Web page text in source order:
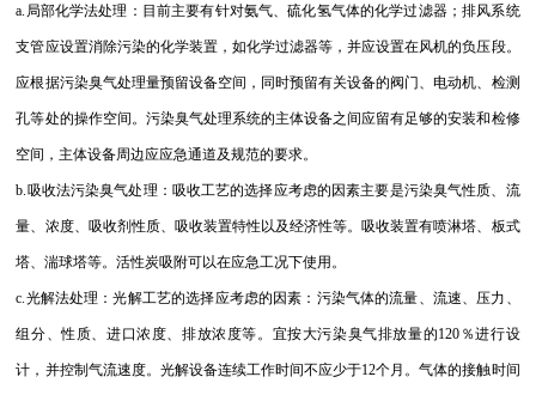
a.局部化学法处理：目前主要有针对氨气、硫化氢气体的化学过滤器；排风系统
支管应设置消除污染的化学装置，如化学过滤器等，并应设置在风机的负压段。
应根据污染臭气处理量预留设备空间，同时预留有关设备的阀门、电动机、检测
孔等处的操作空间。污染臭气处理系统的主体设备之间应留有足够的安装和检修
空间，主体设备周边应应急通道及规范的要求。
b.吸收法污染臭气处理：吸收工艺的选择应考虑的因素主要是污染臭气性质、流
量、浓度、吸收剂性质、吸收装置特性以及经济性等。吸收装置有喷淋塔、板式
塔、湍球塔等。活性炭吸附可以在应急工况下使用。
c.光解法处理：光解工艺的选择应考虑的因素：污染气体的流量、流速、压力、
组分、性质、进口浓度、排放浓度等。宜按大污染臭气排放量的120％进行设
计，并控制气流速度。光解设备连续工作时间不应少于12个月。气体的接触时间